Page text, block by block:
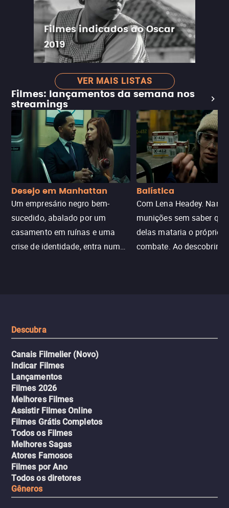
Filmes indicados ao Oscar
2019
VER MAIS LISTAS
Filmes: lançamentos da semana nos
streamings
Desejo em Manhattan
Um empresário negro bem-
sucedido, abalado por um
casamento em ruínas e uma
crise de identidade, entra num
Balística
Com Lena Headey.
munições sem saber
delas mataria o próprio
combate. Ao descobrir a
Descubra
Canais Filmelier (Novo)
Indicar Filmes
Lançamentos
Filmes 2026
Melhores Filmes
Assistir Filmes Online
Filmes Grátis Completos
Todos os Filmes
Melhores Sagas
Atores Famosos
Filmes por Ano
Todos os diretores
Gêneros